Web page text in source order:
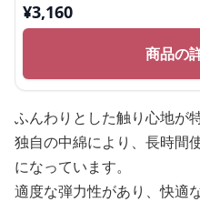
¥3,160
商品の
ふんわりとした触り心地が
独自の中綿により、長時間
になっています。
適度な弾力性があり、快適